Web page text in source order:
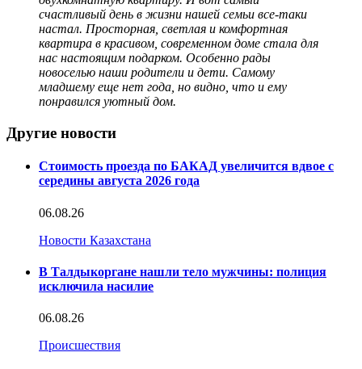
счастливый день в жизни нашей семьи все-таки
настал. Просторная, светлая и комфортная
квартира в красивом, современном доме стала для
нас настоящим подарком. Особенно рады
новоселью наши родители и дети. Самому
младшему еще нет года, но видно, что и ему
понравился уютный дом.
Другие новости
Стоимость проезда по БАКАД увеличится вдвое с
середины августа 2026 года
06.08.26
Новости Казахстана
В Талдыкоргане нашли тело мужчины: полиция
исключила насилие
06.08.26
Происшествия